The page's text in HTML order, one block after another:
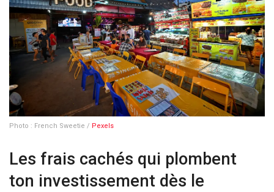
Photo : French Sweetie / Pexels
Les frais cachés qui plombent
ton investissement dès le